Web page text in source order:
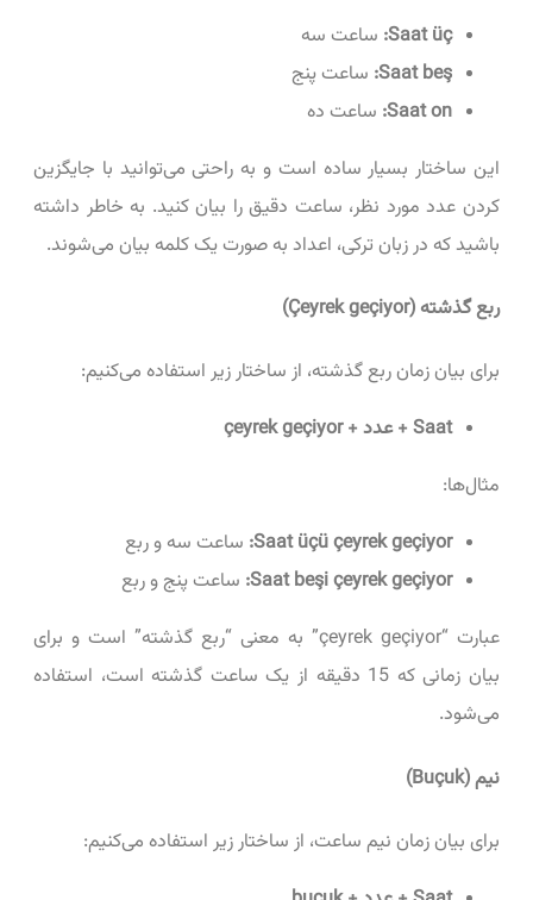
Saat üç: ساعت سه
Saat beş: ساعت پنج
Saat on: ساعت ده
این ساختار بسیار ساده است و به راحتی می‌توانید با جایگزین
کردن عدد مورد نظر، ساعت دقیق را بیان کنید. به خاطر داشته
باشید که در زبان ترکی، اعداد به صورت یک کلمه بیان می‌شوند.
ربع گذشته (Çeyrek geçiyor)
برای بیان زمان ربع گذشته، از ساختار زیر استفاده می‌کنیم:
Saat + عدد + çeyrek geçiyor
مثال‌ها:
Saat üçü çeyrek geçiyor: ساعت سه و ربع
Saat beşi çeyrek geçiyor: ساعت پنج و ربع
عبارت “çeyrek geçiyor” به معنی “ربع گذشته” است و برای
بیان زمانی که 15 دقیقه از یک ساعت گذشته است، استفاده
می‌شود.
نیم (Buçuk)
برای بیان زمان نیم ساعت، از ساختار زیر استفاده می‌کنیم: